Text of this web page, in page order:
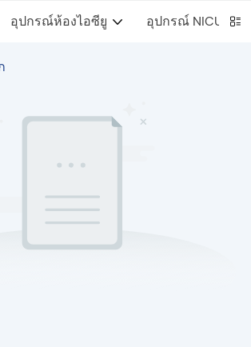
อุปกรณ์ห้องไอซียู อุปกรณ์ NICU